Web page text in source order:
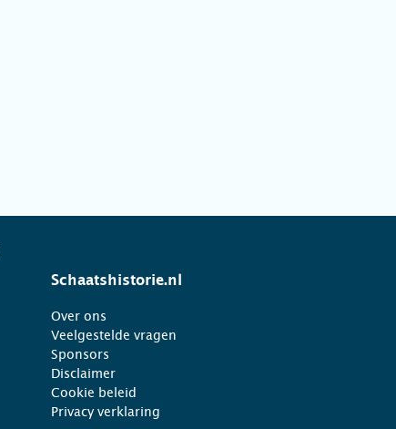
Schaatshistorie.nl
Over ons
Veelgestelde vragen
Sponsors
Disclaimer
Cookie beleid
Privacy verklaring